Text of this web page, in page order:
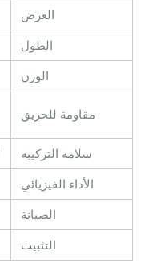
العرض
الطول
الوزن
مقاومة للحريق
سلامة التركيبة
الأداء الفيزيائي
الصيانة
التثبيت